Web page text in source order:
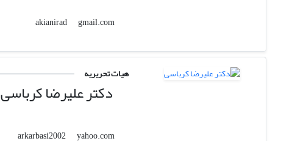
akianirad
gmail.com
هیات تحریریه
دکتر علیرضا کرباسی
arkarbasi2002
yahoo.com